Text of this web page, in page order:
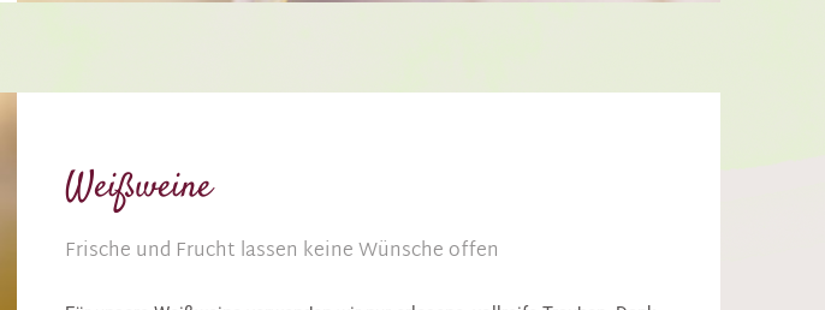
Weißweine
Frische und Frucht lassen keine Wünsche offen